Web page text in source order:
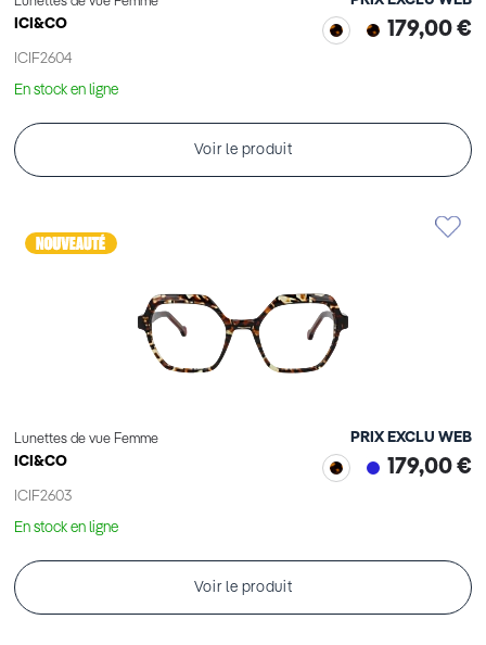
ICI&CO
ICIF2604
179,00 €
En stock en ligne
Voir le produit
Lunettes de vue Femme
ICI&CO
ICIF2603
PRIX EXCLU WEB
179,00 €
En stock en ligne
Voir le produit